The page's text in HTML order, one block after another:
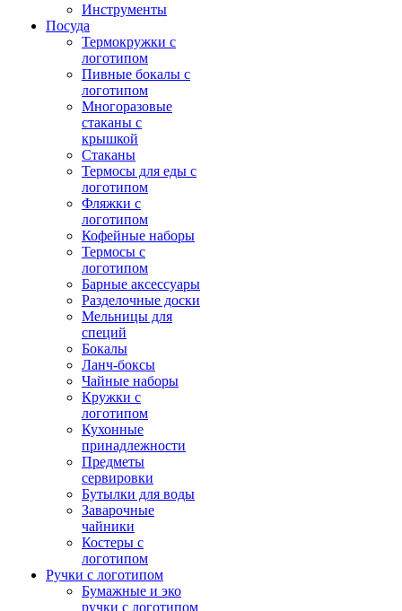
Инструменты
Посуда
Термокружки с
логотипом
Пивные бокалы с
логотипом
Многоразовые
стаканы с
крышкой
Стаканы
Термосы для еды с
логотипом
Фляжки с
логотипом
Кофейные наборы
Термосы с
логотипом
Барные аксессуары
Разделочные доски
Мельницы для
специй
Бокалы
Ланч-боксы
Чайные наборы
Кружки с
логотипом
Кухонные
принадлежности
Предметы
сервировки
Бутылки для воды
Заварочные
чайники
Костеры с
логотипом
Ручки с логотипом
Бумажные и эко
ручки с логотипом